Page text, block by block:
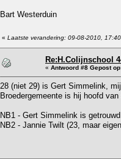
Bart Westerduin
« Laatste verandering: 09-08-2010,
Re:H.Colijnschool
« Antwoord #8 Gepost
28 (niet 29) is Gert Simmelink,
Broedergemeente is hij hoofd
NB1 - Gert Simmelink is
NB2 - Jannie Twilt (23, maar